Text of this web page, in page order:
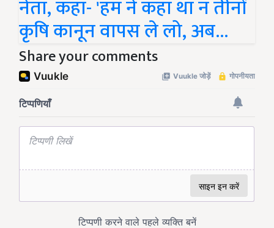
नेता, कहा- 'हम ने कहा था न तीनों
कृषि कानून वापस ले लो, अब...
Share your comments